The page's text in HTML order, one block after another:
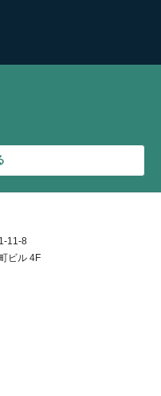
11-8
ビル 4F